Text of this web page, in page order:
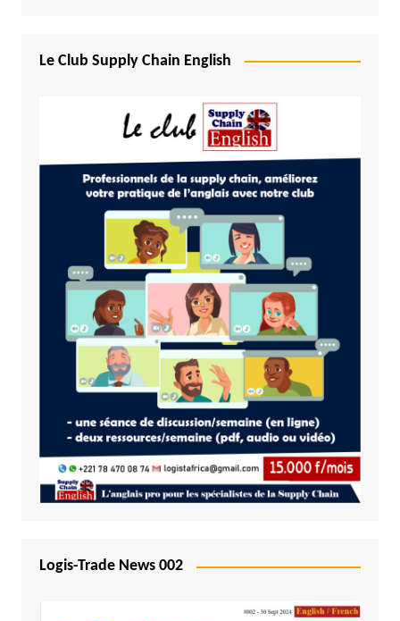
Le Club Supply Chain English
Logis-Trade News 002